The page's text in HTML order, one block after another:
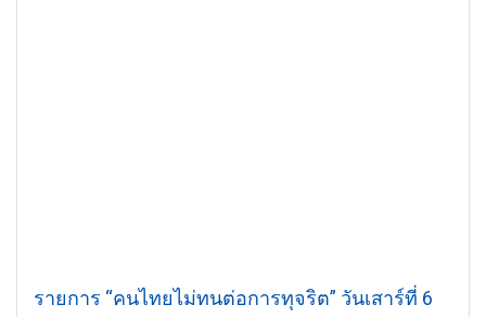
รายการ “คนไทยไม่ทนต่อการทุจริต” วันเสาร์ที่ 6